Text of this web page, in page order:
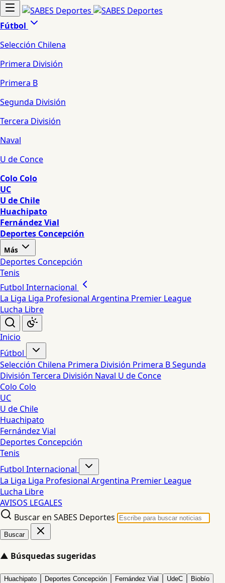
Fútbol
Selección Chilena
Primera División
Primera B
Segunda División
Tercera División
Naval
U de Conce
Colo Colo
UC
U de Chile
Huachipato
Fernández Vial
Deportes Concepción
Más
Deportes Concepción
Tenis
Futbol Internacional
La Liga Liga Profesional Argentina Premier League
Lucha Libre
Inicio
Fútbol
Selección Chilena Primera División Primera BSegunda
División Tercera División Naval U de Conce
Colo Colo
UC
U de Chile
Huachipato
Fernández Vial
Deportes Concepción
Tenis
Futbol Internacional
La Liga Liga Profesional Argentina Premier League
Lucha Libre
AVISOS LEGALES
Buscar en SABES Deportes
Buscar
▲ Búsquedas sugeridas
Huachipato Deportes Concepción Fernández Vial UdeC Biobío